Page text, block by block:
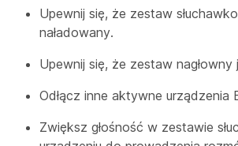
Upewnij się, że zestaw
naładowany.
Upewnij się, że zestaw nagłowny
Odłącz inne aktywne urządzenia
Zwiększ głośność w zestawie